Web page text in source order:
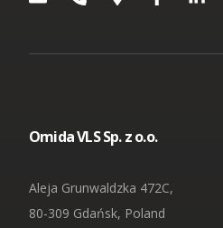
Omida VLS Sp. z o.o.
Aleja Grunwaldzka 472C,
80-309 Gdańsk, Poland